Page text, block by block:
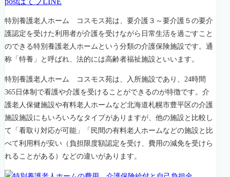
特別養護老人ホーム コスモス苑は、要介護３～要介護５の要介
護認定を受けた利用者が介護を受けながら日常生活を過ごすこと
のできる特別養護老人ホームという分類の介護保険施設です。通
称「特養」と呼ばれ、法的には高齢者福祉施設といいます。
特別養護老人ホーム コスモス苑は、入所施設であり、24時間
365日体制で看護や介護を受けることができるのが特徴です。介
護老人保健施設や有料老人ホームなど北海道札幌市豊平区の介護
施設施設にもいろいろなタイプがありますが、他の施設と比較し
て「看取り対応が可能」「民間の有料老人ホームなどの施設と比
べて利用料が安い（負担限度額認定を受け、費用の減免を受けら
れることがある）などの違いがあります。